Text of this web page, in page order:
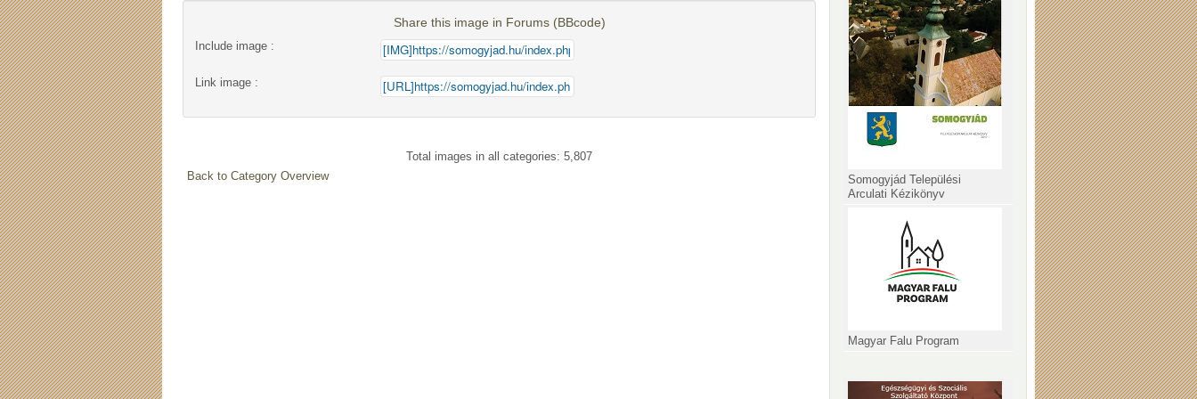
Somogyjád Települési
Arculati Kézikönyv
Magyar Falu Program
Share this image in Forums (BBcode)
Include image :
Link image :
Total images in all categories: 5,807
Back to Category Overview